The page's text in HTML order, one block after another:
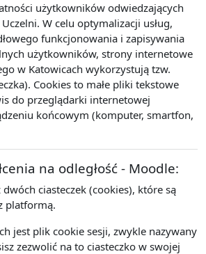
użytkowników odwiedzających
W celu optymalizacji usług,
funkcjonowania i zapisywania
użytkowników, strony internetowe
w Katowicach wykorzystują tzw.
Cookies to małe pliki tekstowe
do przeglądarki internetowej
końcowym (komputer, smartfon,
na odległość - Moodle:
ciasteczek (cookies), które są
platformą.
jest plik cookie sesji, zwykle nazywany
zezwolić na to ciasteczko w swojej